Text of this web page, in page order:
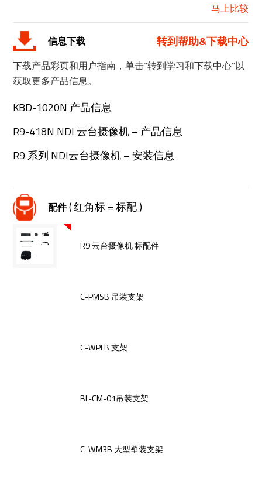
马上比较
信息下载 转到帮助&下载中心
下载产品彩页和用户指南，单击“转到学习和下载中心”以
获取更多产品信息。
KBD-1020N 产品信息
R9-418N NDI 云台摄像机 – 产品信息
R9 系列 NDI云台摄像机 – 安装信息
配件( 红角标 = 标配 )
R9 云台摄像机 标配件
C-PMSB 吊装支架
C-WPLB 支架
BL-CM-01吊装支架
C-WM3B 大型壁装支架